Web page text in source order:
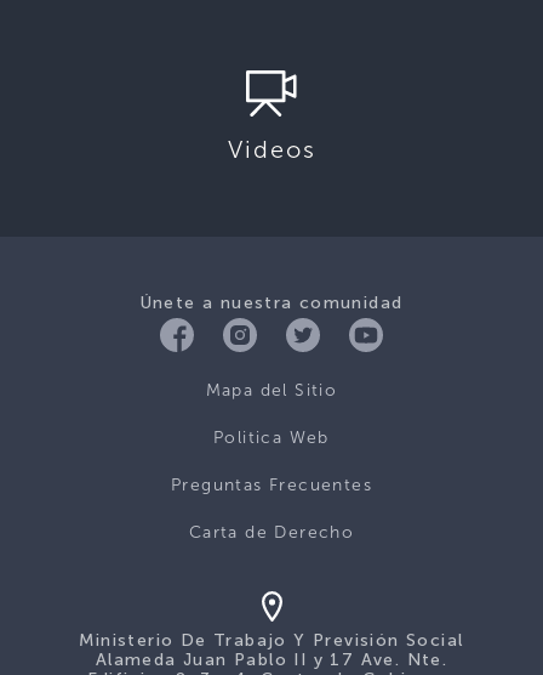
Videos
Únete a nuestra comunidad
Mapa del Sitio
Politica Web
Preguntas Frecuentes
Carta de Derecho
Ministerio De Trabajo Y Previsión Social
Alameda Juan Pablo II y 17 Ave. Nte.